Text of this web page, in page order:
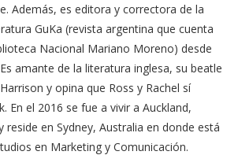
Además, es editora y correctora de la
GuKa (revista argentina que cuenta
Nacional Mariano Moreno) desde
amante de la literatura inglesa, su beatle
y opina que Ross y Rachel sí
En el 2016 se fue a vivir a Auckland,
reside en Sydney, Australia en donde está
en Marketing y Comunicación.